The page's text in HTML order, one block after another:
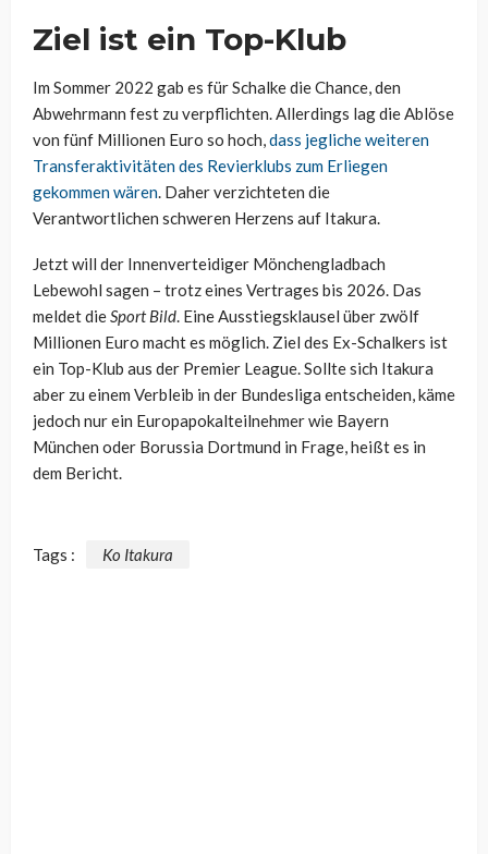
Ziel ist ein Top-Klub
Im Sommer 2022 gab es für Schalke die Chance, den
Abwehrmann fest zu verpflichten. Allerdings lag die Ablöse
von fünf Millionen Euro so hoch,dass jegliche weiteren
Transferaktivitäten des Revierklubs zum Erliegen
gekommen wären. Daher verzichteten die
Verantwortlichen schweren Herzens auf Itakura.
Jetzt will der Innenverteidiger Mönchengladbach
Lebewohl sagen – trotz eines Vertrages bis 2026. Das
meldet dieSport Bild. Eine Ausstiegsklausel über zwölf
Millionen Euro macht es möglich. Ziel des Ex-Schalkers ist
ein Top-Klub aus der Premier League. Sollte sich Itakura
aber zu einem Verbleib in der Bundesliga entscheiden, käme
jedoch nur ein Europapokalteilnehmer wie Bayern
München oder Borussia Dortmund in Frage, heißt es in
dem Bericht.
Tags : Ko Itakura